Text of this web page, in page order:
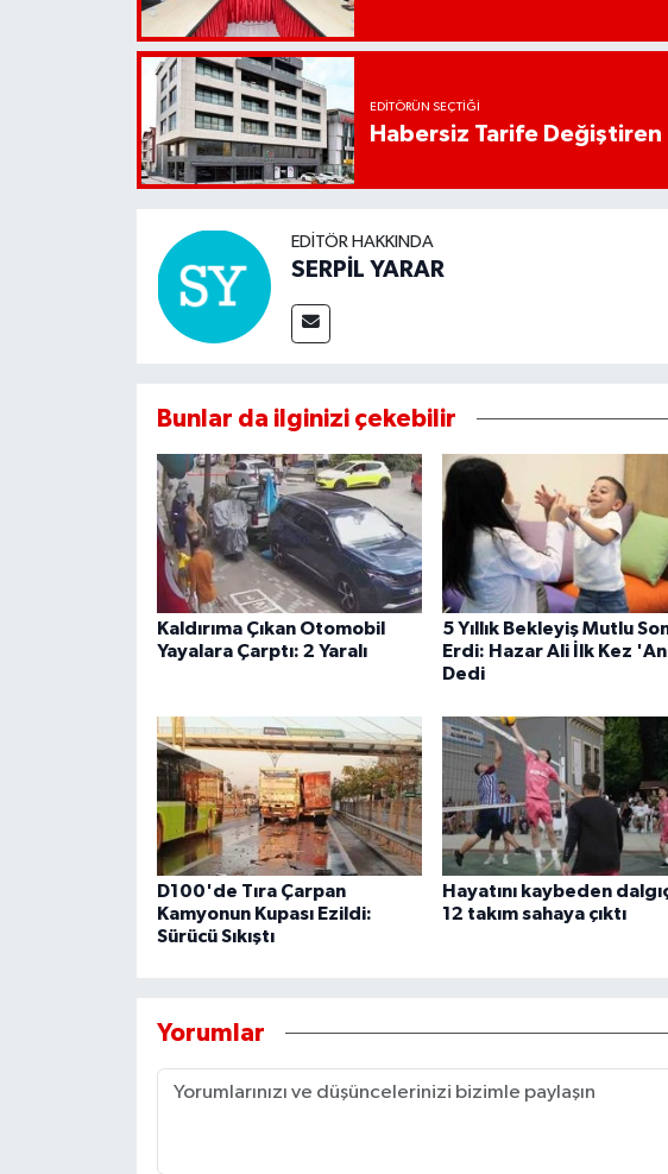
EDITÖRÜN SEÇTIĞI
Habersiz Tarife
EDITÖR HAKKINDA
SERPİL YARAR
Bunlar da ilginizi çekebilir
Kaldırıma Çıkan Otomobil
Yayalara Çarptı: 2 Yaralı
5 Yıllık Bekleyiş Mutlu
Erdi: Hazar Ali İlk Kez
Dedi
D100'de Tıra Çarpan
Kamyonun Kupası Ezildi:
Sürücü Sıkıştı
Hayatını kaybeden
12 takım sahaya çıktı
Yorumlar